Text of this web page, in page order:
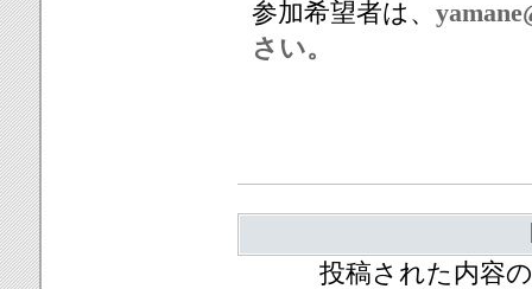
参加希望者は、
さい。
投稿された内容